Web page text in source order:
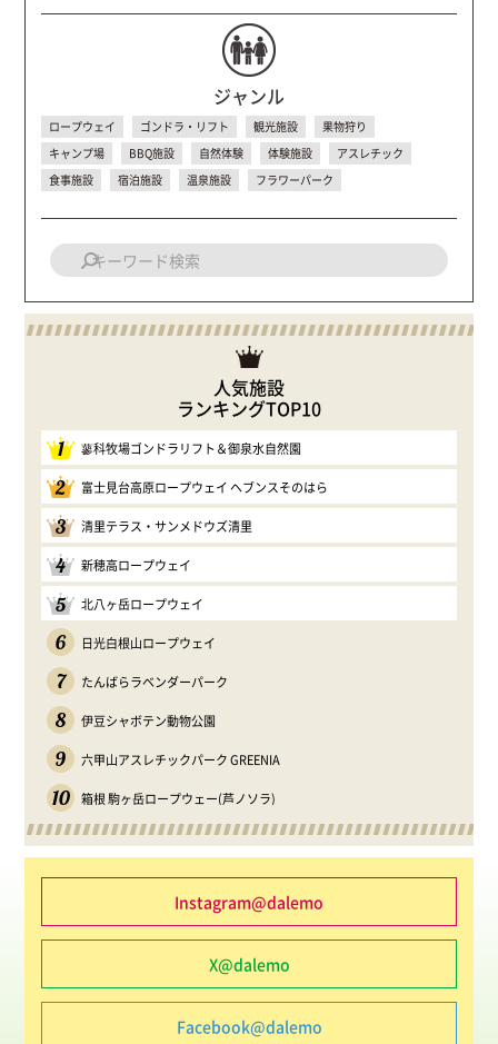
ジャンル
ロープウェイ ゴンドラ・リフト 観光施設
果物狩り
キャンプ場
BBQ施設 自然体験 体験施設
アスレチック
食事施設
宿泊施設 温泉施設 フラワーパーク
人気施設
ランキングTOP10
1 蓼科牧場ゴンドラリフト＆御泉水自然園
2 富士見台高原ロープウェイ ヘブンスそのはら
3 清里テラス・サンメドウズ清里
4 新穂高ロープウェイ
5 北八ヶ岳ロープウェイ
6 日光白根山ロープウェイ
7 たんばらラベンダーパーク
8 伊豆シャボテン動物公園
9 六甲山アスレチックパーク GREENIA
10 箱根 駒ヶ岳ロープウェー(芦ノソラ)
Instagram@dalemo
X@dalemo
Facebook@dalemo